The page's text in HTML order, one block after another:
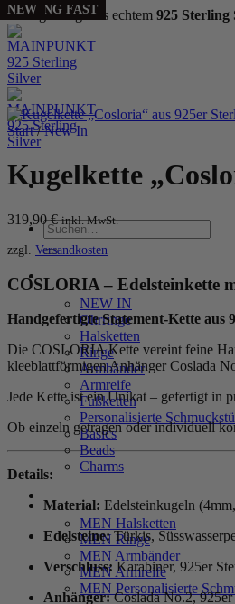
Handgefertigt aus echtem 925 Sterling
Zum
Inhalt
springen
Suchen
nach:
WOMEN
NEW IN
Ohrringe
Halsketten
Ringe
Armbänder
Armreife
Fußketten
Personalisierte
Basics
Beads
Charms
MEN Halsketten
MEN Ringe
MEN Armbänder
MEN Armreife
MEN Personalisierte
NEW
Start / New In
Kugelkette
319,90€ inkl. MwSt.
zzgl. Versandkosten
COSLORIA – Edelsteinkette
Handgefertigte Statement-Kette aus
Die COSLORIA Kette vereint feine
kleeblattförmigen Anhänger Coslada
Jede Kette ist ein Unikat – gefertigt in
Ob einzeln getragen oder individuell
Details:
Material: Edelsteinkugeln
Edelsteine:Türkis,
Verschluss:Karabiner, 925er
Anhänger:Coslada No.2,
NEW
NEW
SELLING FAST